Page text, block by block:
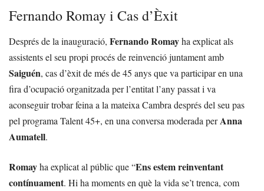
Fernando Romay i Cas d’Èxit
Després de la inauguració, Fernando Romayha explicat als
assistents el seu propi procés de reinvenció juntament amb
Saiguén, cas d’èxit de més de 45 anys que va participar en una
fira d’ocupació organitzada per l’entitat l’any passat i va
aconseguir trobar feina a la mateixa Cambra després del seu pas
pel programa Talent 45+, en una conversa moderada perAnna
Aumatell.
Romayha explicat al públic que “Ens estem reinventant
contínuament. Hi ha moments en què la vida se’t trenca, com